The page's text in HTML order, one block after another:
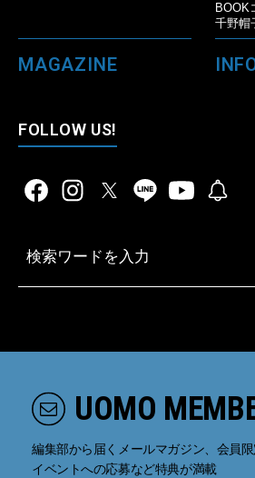
BOOK
千野帽
MAGAZINE
FOLLOW US!
UOMO
編集部から届くメールマガジン、会員
イベントへの応募など特典が満載